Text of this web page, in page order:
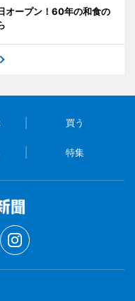
オープン！60年の和食の
買う
特集